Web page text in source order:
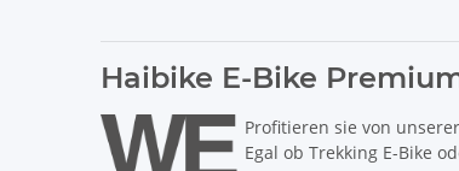
Haibike E-Bike
Profitieren sie von
Egal ob Trekking E-Bike